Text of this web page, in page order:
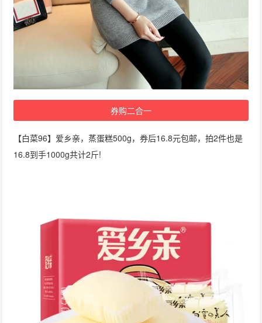
券购二合一
【白菜96】爱乡亲，蒸蛋糕500g，券后16.8元包邮，拍2件也是
16.8到手1000g共计2斤!